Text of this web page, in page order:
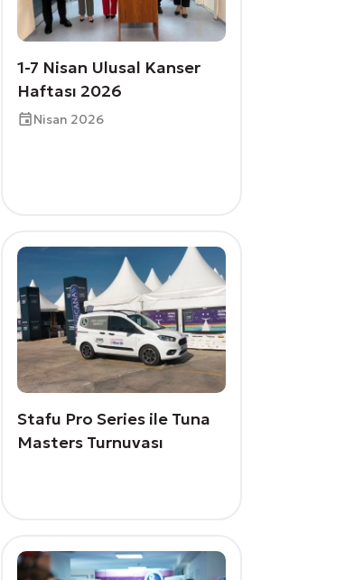
1-7 Nisan Ulusal Kanser
Haftası 2026
Nisan 2026
Stafu Pro Series ile Tuna
Masters Turnuvası